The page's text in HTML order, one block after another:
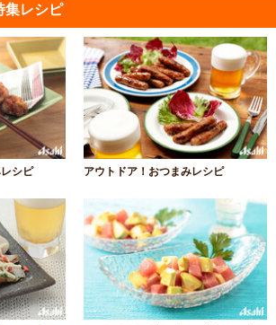
集レシピ
シピ アウトドア！おつまみレシピ